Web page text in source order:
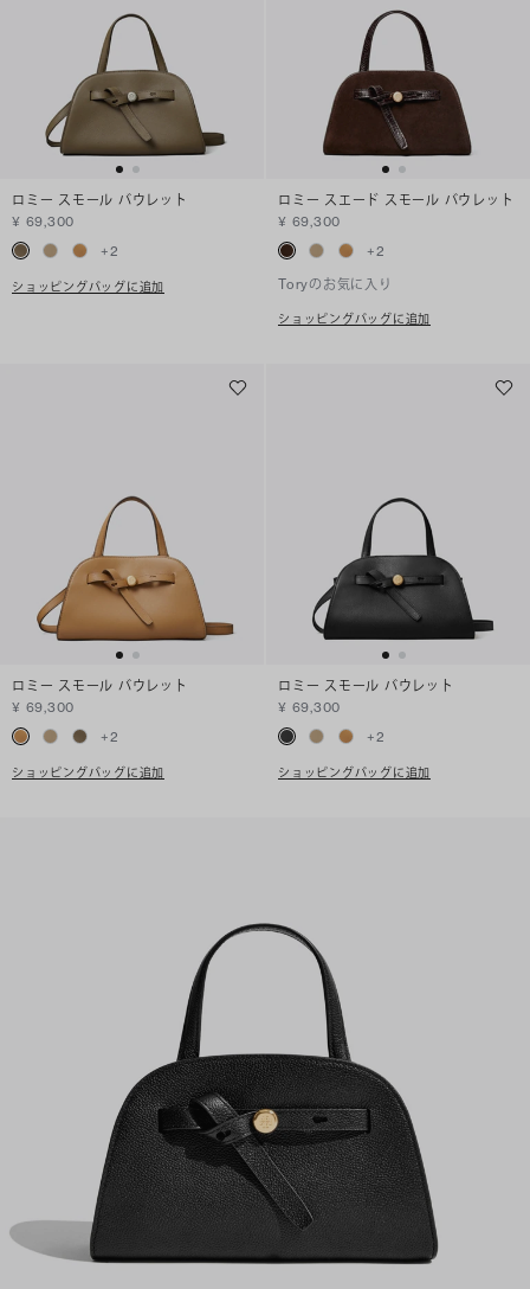
ロミー スモール バウレット
¥ 69,300
+2
ショッピングバッグに追加
ロミー スエード スモール バウレット
¥ 69,300
+2
Toryのお気に入り
ショッピングバッグに追加
ロミー スモール バウレット
¥ 69,300
+2
ショッピングバッグに追加
ロミー スモール バウレット
¥ 69,300
+2
ショッピングバッグに追加